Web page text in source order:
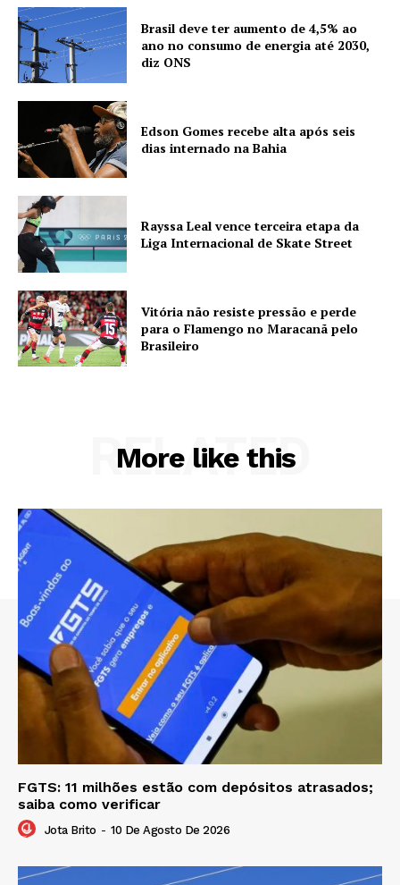
Brasil deve ter aumento de 4,5% ao
ano no consumo de energia até 2030,
diz ONS
Edson Gomes recebe alta após seis
dias internado na Bahia
Rayssa Leal vence terceira etapa da
Liga Internacional de Skate Street
Vitória não resiste pressão e perde
para o Flamengo no Maracanã pelo
Brasileiro
More like this
RELATED
FGTS: 11 milhões estão com depósitos atrasados;
saiba como verificar
Jota Brito - 10 De Agosto De 2026